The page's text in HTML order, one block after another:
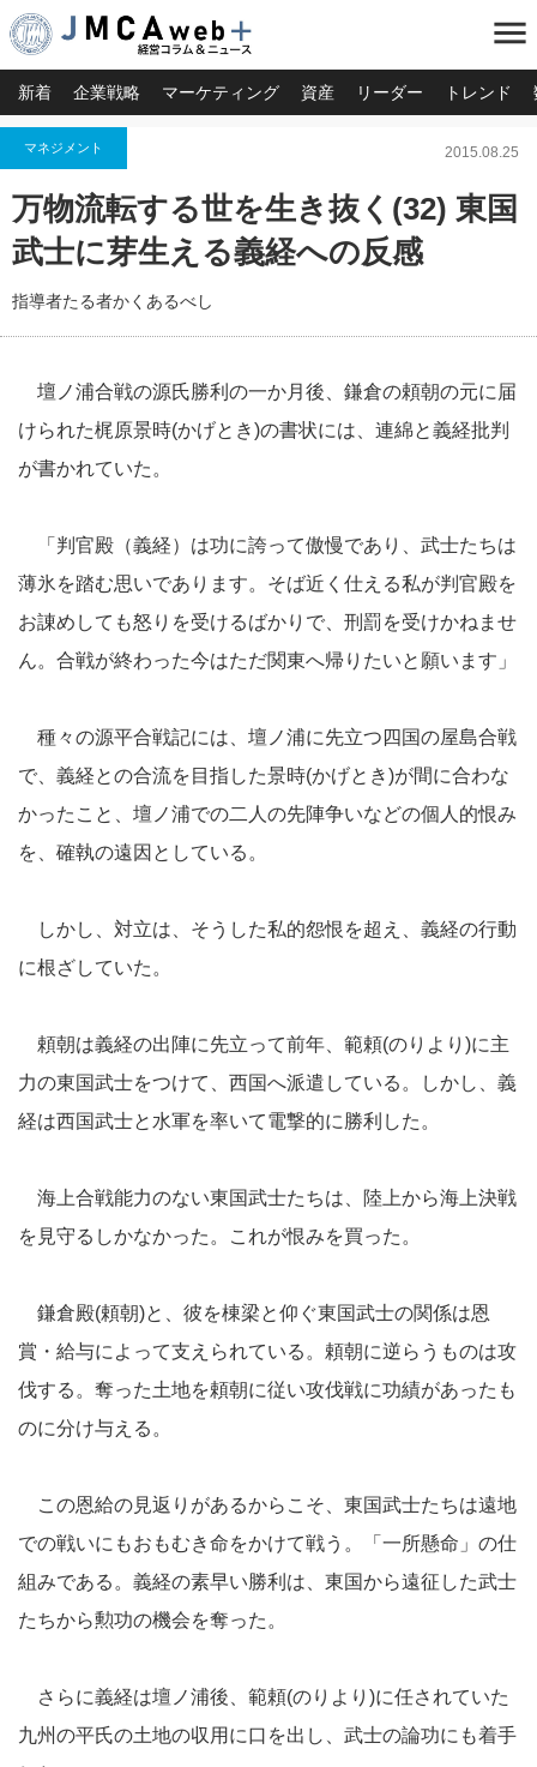
menu
新着 企業戦略 マーケティング 資産 リーダー トレンド
マネジメント 2015.08.25
万物流転する世を生き抜く(32) 東国
武士に芽生える義経への反感
指導者たる者かくあるべし
壇ノ浦合戦の源氏勝利の一か月後、鎌倉の頼朝の元に届
けられた梶原景時(かげとき)の書状には、連綿と義経批判
が書かれていた。
「判官殿（義経）は功に誇って傲慢であり、武士たちは
薄氷を踏む思いであります。そば近く仕える私が判官殿を
お諌めしても怒りを受けるばかりで、刑罰を受けかねませ
ん。合戦が終わった今はただ関東へ帰りたいと願います」
種々の源平合戦記には、壇ノ浦に先立つ四国の屋島合戦
で、義経との合流を目指した景時(かげとき)が間に合わな
かったこと、壇ノ浦での二人の先陣争いなどの個人的恨み
を、確執の遠因としている。
しかし、対立は、そうした私的怨恨を超え、義経の行動
に根ざしていた。
頼朝は義経の出陣に先立って前年、範頼(のりより)に主
力の東国武士をつけて、西国へ派遣している。しかし、義
経は西国武士と水軍を率いて電撃的に勝利した。
海上合戦能力のない東国武士たちは、陸上から海上決戦
を見守るしかなかった。これが恨みを買った。
鎌倉殿(頼朝)と、彼を棟梁と仰ぐ東国武士の関係は恩
賞・給与によって支えられている。頼朝に逆らうものは攻
伐する。奪った土地を頼朝に従い攻伐戦に功績があったも
のに分け与える。
この恩給の見返りがあるからこそ、東国武士たちは遠地
での戦いにもおもむき命をかけて戦う。「一所懸命」の仕
組みである。義経の素早い勝利は、東国から遠征した武士
たちから勲功の機会を奪った。
さらに義経は壇ノ浦後、範頼(のりより)に任されていた
九州の平氏の土地の収用に口を出し、武士の論功にも着手